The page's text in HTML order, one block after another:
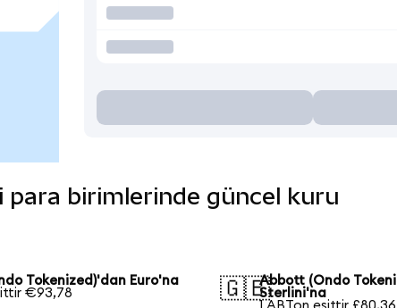
para birimlerinde güncel kuru
Tokenized)'dan Euro'na
€93,78
🇬🇧Abbott (Ondo
Sterlini'na